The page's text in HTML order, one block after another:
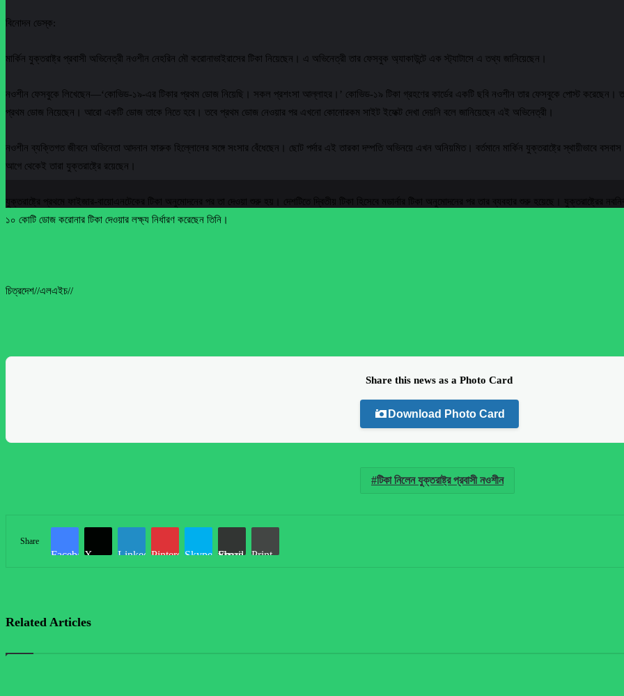
বিনোদন ডেস্ক:
মার্কিন যুক্তরাষ্ট্র প্রবাসী অভিনেত্রী নওশীন নেহরিন মৌ করোনাভাইরাসের টিকা নিয়েছেন। এ অভিনেত্রী তার ফেসবুক অ্যাকাউন্টে এক স্ট্যাটাসে এ তথ্য জানিয়েছেন।
নওশীন ফেসবুকে লিখেছেন—‘কোভিড-১৯-এর টিকার প্রথম ডোজ নিয়েছি। সকল প্রশংসা আল্লাহর।’ কোভিড-১৯ টিকা গ্রহণের কার্ডের একটি ছবি নওশীন তার ফেসবুকে পোস্ট করেছেন।
প্রথম ডোজ নিয়েছেন। আরো একটি ডোজ তাকে নিতে হবে। তবে প্রথম ডোজ নেওয়ার পর এখনো কোনোরকম সাইট ইফেক্ট দেখা দেয়নি বলে জানিয়েছেন এই অভিনেত্রী।
নওশীন ব্যক্তিগত জীবনে অভিনেতা আদনান ফারুক হিল্লোলের সঙ্গে সংসার বেঁধেছেন। ছোট পর্দার এই তারকা দম্পতি অভিনয়ে এখন অনিয়মিত। বর্তমানে মার্কিন যুক্তরাষ্ট্রে স্থায়ীভাবে
আগে থেকেই তারা যুক্তরাষ্ট্রে রয়েছেন।
যুক্তরাষ্ট্রে প্রথমে ফাইজার-বায়োএনটেকের টিকা অনুমোদনের পর তা দেওয়া শুরু হয়। দেশটিতে দ্বিতীয় টিকা হিসেবে মডার্নার টিকা অনুমোদনের পর তার ব্যবহার শুরু হয়েছে। যুক্তরাষ্ট্রের
১০ কোটি ডোজ করোনার টিকা দেওয়ার লক্ষ্য নির্ধারণ করেছেন তিনি।
চিত্রদেশ//এলএইচ//
Share this news as a Photo Card
Download Photo Card
টিকা নিলেন যুক্তরাষ্ট্র প্রবাসী নওশীন
Share
Facebook
X LinkedInPinterestSkype Share via Email Print
Related Articles